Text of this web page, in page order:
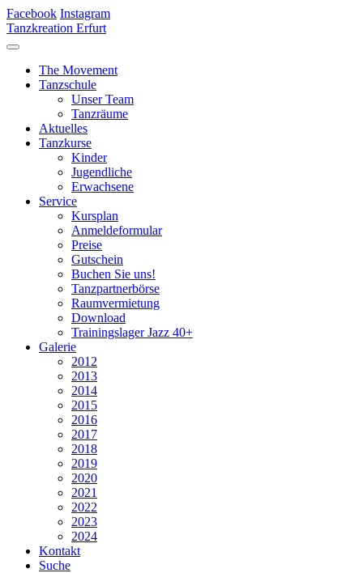
Facebook Instagram
Tanzkreation Erfurt
The Movement
Tanzschule
Unser Team
Tanzräume
Aktuelles
Tanzkurse
Kinder
Jugendliche
Erwachsene
Service
Kursplan
Anmeldeformular
Preise
Gutschein
Buchen Sie uns!
Tanzpartnerbörse
Raumvermietung
Download
Trainingslager Jazz 40+
Galerie
2012
2013
2014
2015
2016
2017
2018
2019
2020
2021
2022
2023
2024
Kontakt
Suche